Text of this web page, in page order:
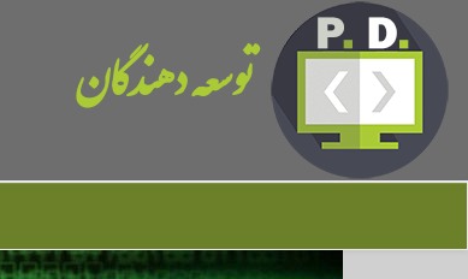
توسعه دهندگان